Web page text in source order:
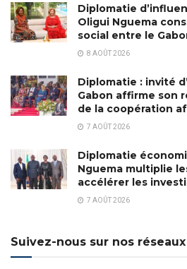
Diplomatie
Oligui Nguema
social entre le
8 AOÛT 2026
Diplomatie : invité
Gabon affirme son
de la coopération
7 AOÛT 2026
Diplomatie
Nguema multiplie
accélérer les
7 AOÛT 2026
Suivez-nous sur nos